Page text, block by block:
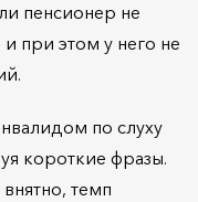
пенсионер не
при этом у него не
по слуху
короткие фразы.
темп